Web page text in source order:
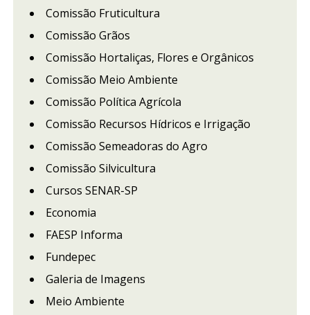
Comissão Fruticultura
Comissão Grãos
Comissão Hortaliças, Flores e Orgânicos
Comissão Meio Ambiente
Comissão Política Agrícola
Comissão Recursos Hídricos e Irrigação
Comissão Semeadoras do Agro
Comissão Silvicultura
Cursos SENAR-SP
Economia
FAESP Informa
Fundepec
Galeria de Imagens
Meio Ambiente